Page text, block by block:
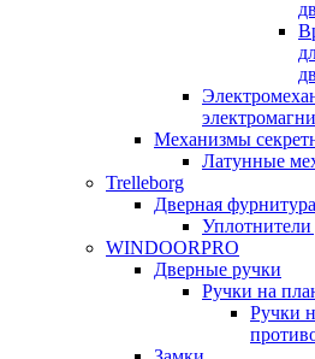
Механизмы
Латунные
Trelleborg
Дверная фурнитура
WINDOORPRO
Дверные ручки
Ручки на
Ручки